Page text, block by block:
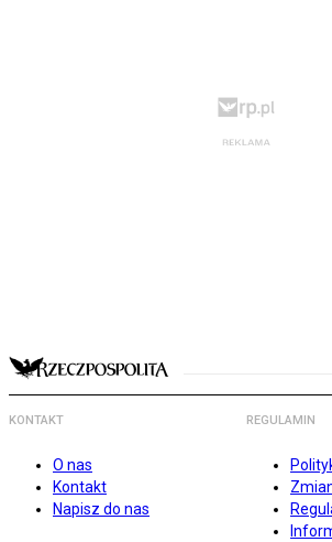
KONTAKT
O nas
Kontakt
Napisz do nas
REGULAMIN